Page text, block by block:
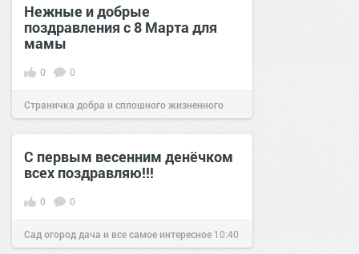
Нежные и добрые
поздравления с 8 Марта для
мамы
0 0
Страничка добра и сплошного жизненного
позитива! 17:55 01 мар 2023
С первым весенним денёчком
всех поздравляю!!!
0 0
Сад огород дача и все самое интересное 10:40